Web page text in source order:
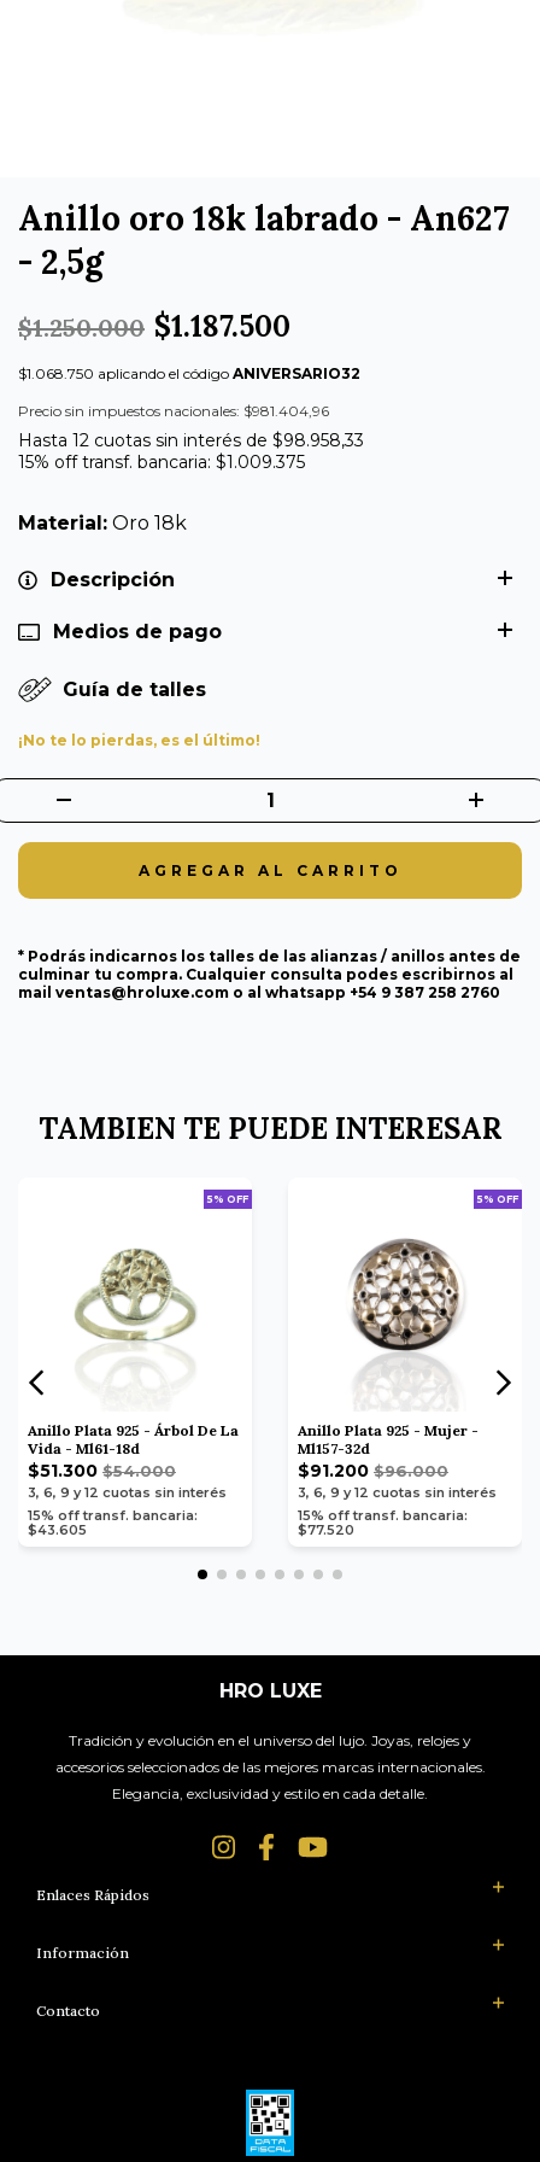
Anillo oro 18k labrado - An627
- 2,5g
$1.250.000 $1.187.500
$1.068.750 aplicando el código ANIVERSARIO32
Precio sin impuestos nacionales: $981.404,96
Hasta 12 cuotas sin interés de $98.958,33
15% off transf. bancaria: $1.009.375
Material: Oro 18k
Descripción
Medios de pago
Guía de talles
¡No te lo pierdas, es el último!
* Podrás indicarnos los talles de las alianzas / anillos antes de
culminar tu compra. Cualquier consulta podes escribirnos al
mail ventas@hroluxe.com o al whatsapp +54 9 387 258 2760
TAMBIEN TE PUEDE INTERESAR
5% OFF
Anillo Plata 925 - Árbol De La
Vida - Ml61-18d
$51.300 $54.000
3, 6, 9 y 12 cuotas sin interés
15% off transf. bancaria:
$43.605
5% OFF
Anillo Plata 925 - Mujer -
Ml157-32d
$91.200 $96.000
3, 6, 9 y 12 cuotas sin interés
15% off transf. bancaria:
$77.520
HRO LUXE
Tradición y evolución en el universo del lujo. Joyas, relojes y
accesorios seleccionados de las mejores marcas internacionales.
Elegancia, exclusividad y estilo en cada detalle.
Enlaces Rápidos
Información
Contacto